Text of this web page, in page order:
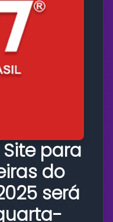
Site para
do
será